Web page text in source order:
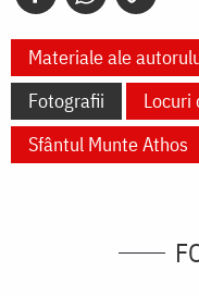
Materiale ale
Fotografii
Locuri
Sfântul Munte Athos